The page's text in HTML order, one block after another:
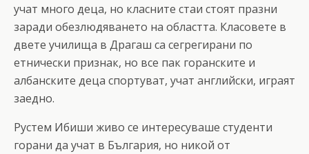
учат много деца, но класните стаи стоят празни
заради обезлюдяването на областта. Класовете в
двете училища в Драгаш са сегрегирани по
етнически признак, но все пак горанските и
албанските деца спортуват, учат английски, играят
заедно.
Рустем Ибиши живо се интересуваше студенти
горани да учат в България, но никой от